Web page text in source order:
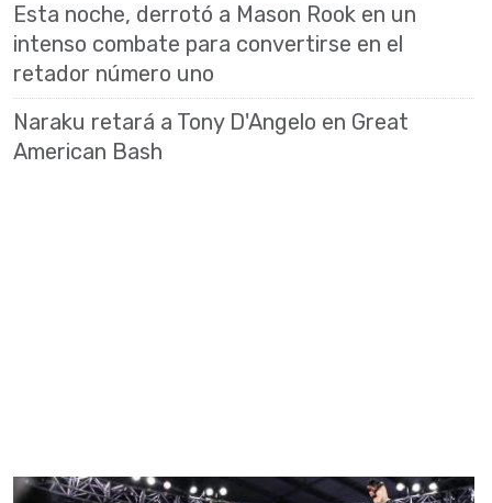
Esta noche, derrotó a Mason Rook en un
intenso combate para convertirse en el
retador número uno
Naraku retará a Tony D'Angelo en Great
American Bash